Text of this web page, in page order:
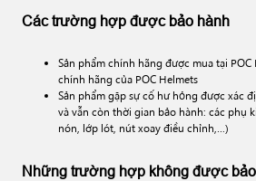
Các trường hợp được bảo hành
Sản phẩm chính hãng được mua tại
chính hãng của POC Helmets
Sản phẩm gặp sự cố hư hỏng được xác
và vẫn còn thời gian bảo hành: các phụ
nón, lớp lót, nút xoay điều chỉnh,…)
Những trường hợp không được